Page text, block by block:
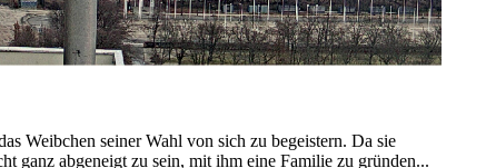
Weibchen seiner Wahl von sich zu begeistern. Da sie
ganz abgeneigt zu sein, mit ihm eine Familie zu gründen...